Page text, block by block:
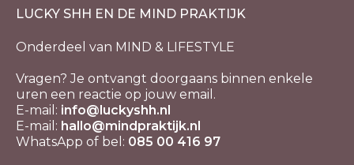
LUCKY SHH EN DE MIND PRAKTIJK
Onderdeel van MIND & LIFESTYLE
Vragen? Je ontvangt doorgaans binnen enkele
uren een reactie op jouw email.
E-mail: info@luckyshh.nl
E-mail: hallo@mindpraktijk.nl
WhatsApp of bel: 085 00 416 97